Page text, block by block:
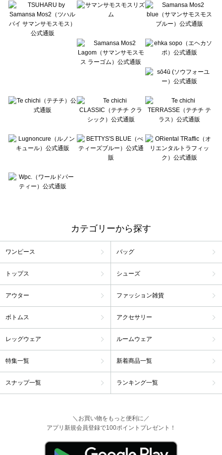
カテゴリーから探す
ワンピース バッグ
トップス シューズ
アウター ファッション雑貨
ボトムス アクセサリー
レッグウェア ルームウェア
特集一覧 新着商品一覧
スナップ一覧 ランキング一覧
＼お買い物をもっと便利に／
アプリ新規会員登録で100ポイントプレゼント！